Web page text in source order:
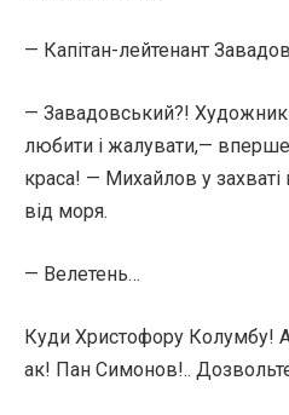
— Капітан-лейтенант
— Завадовський?!
любити і жалувати,—
краса! — Михайлов у захваті
від моря.
— Велетень…
Куди Христофору Колумбу!
ак! Пан Симонов!..